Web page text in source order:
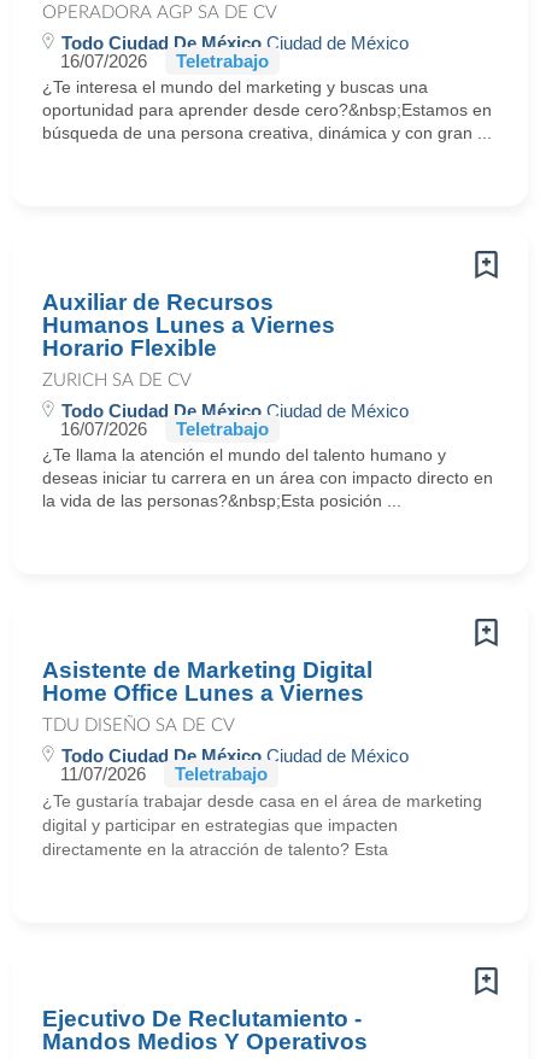
OPERADORA AGP SA DE CV
Todo Ciudad De México Ciudad de México
16/07/2026
Teletrabajo
¿Te interesa el mundo del marketing y buscas una
oportunidad para aprender desde cero?&nbsp;Estamos en
búsqueda de una persona creativa, dinámica y con gran ...
Auxiliar de Recursos
Humanos Lunes a Viernes
Horario Flexible
ZURICH SA DE CV
Todo Ciudad De México Ciudad de México
16/07/2026
Teletrabajo
¿Te llama la atención el mundo del talento humano y
deseas iniciar tu carrera en un área con impacto directo en
la vida de las personas?&nbsp;Esta posición ...
Asistente de Marketing Digital
Home Office Lunes a Viernes
TDU DISEÑO SA DE CV
Todo Ciudad De México Ciudad de México
11/07/2026
Teletrabajo
¿Te gustaría trabajar desde casa en el área de marketing
digital y participar en estrategias que impacten
directamente en la atracción de talento? Esta
Ejecutivo De Reclutamiento -
Mandos Medios Y Operativos